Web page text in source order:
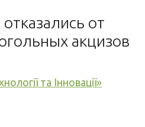
от
акцизов
та Інновації»